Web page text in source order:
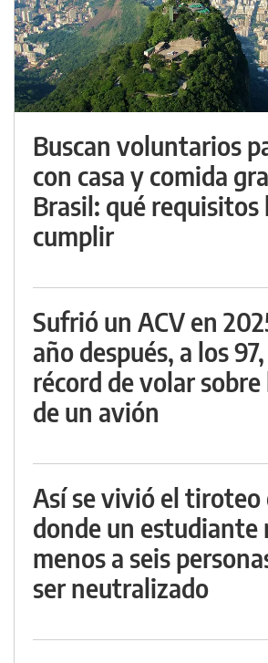
Buscan voluntarios
con casa y comida
Brasil: qué requisitos
cumplir
Sufrió un ACV en
año después, a los
récord de volar sobre
de un avión
Así se vivió el tiroteo
donde un estudiante
menos a seis
ser neutralizado